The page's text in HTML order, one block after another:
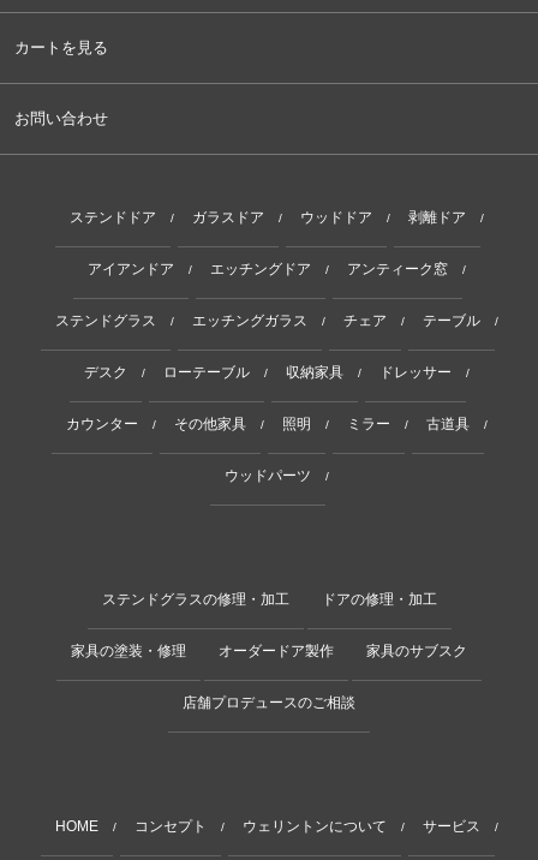
カートを見る
お問い合わせ
ステンドドア / ガラスドア / ウッドドア / 剥離ドア /
アイアンドア / エッチングドア / アンティーク窓 /
ステンドグラス / エッチングガラス / チェア / テーブル /
デスク / ローテーブル / 収納家具 / ドレッサー /
カウンター / その他家具 / 照明 / ミラー / 古道具 /
ウッドパーツ /
ステンドグラスの修理・加工 ドアの修理・加工
家具の塗装・修理 オーダードア製作 家具のサブスク
店舗プロデュースのご相談
HOME / コンセプト / ウェリントンについて / サービス /